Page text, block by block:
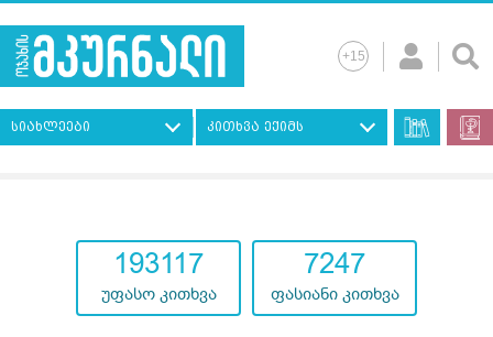
სიახლეები კითხვა ექიმს
193117
უფასო კითხვა
7247
ფასიანი კითხვა